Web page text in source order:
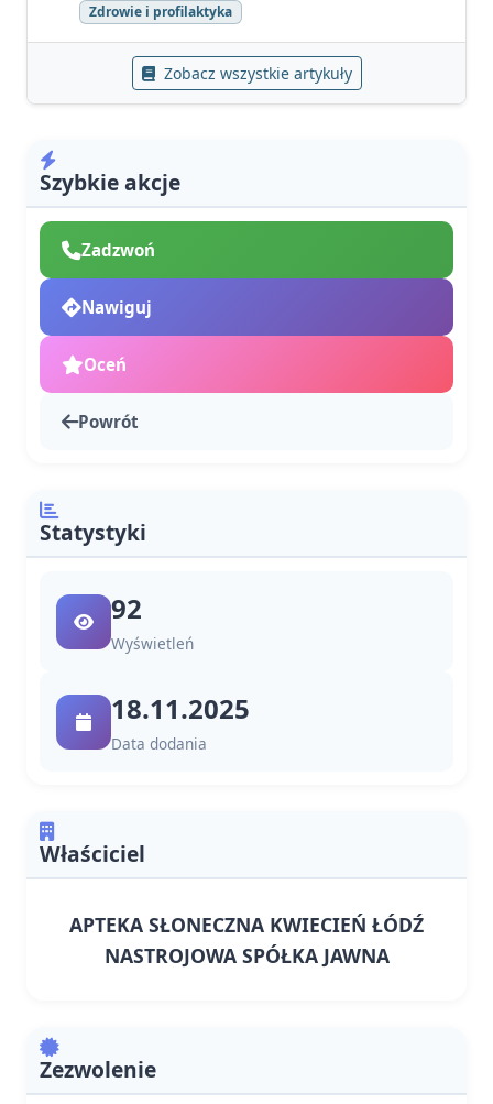
Zdrowie i profilaktyka
Zobacz wszystkie artykuły
Szybkie akcje
Zadzwoń
Nawiguj
Oceń
Powrót
Statystyki
92
Wyświetleń
18.11.2025
Data dodania
Właściciel
APTEKA SŁONECZNA KWIECIEŃ ŁÓDŹ
NASTROJOWA SPÓŁKA JAWNA
Zezwolenie